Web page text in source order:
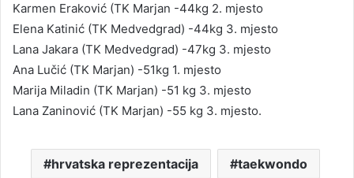
Karmen Eraković (TK Marjan -44kg 2. mjesto
Elena Katinić (TK Medvedgrad) -44kg 3. mjesto
Lana Jakara (TK Medvedgrad) -47kg 3. mjesto
Ana Lučić (TK Marjan) -51kg 1. mjesto
Marija Miladin (TK Marjan) -51 kg 3. mjesto
Lana Zaninović (TK Marjan) -55 kg 3. mjesto.
hrvatska reprezentacija taekwondo